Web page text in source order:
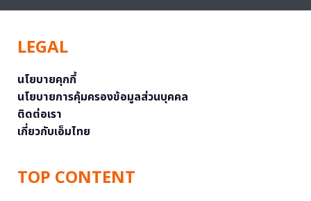
LEGAL
นโยบายคุกกี้
นโยบายการคุ้มครองข้อมูลส่วนบุคคล
ติดต่อเรา
เกี่ยวกับเอ็มไทย
TOP CONTENT